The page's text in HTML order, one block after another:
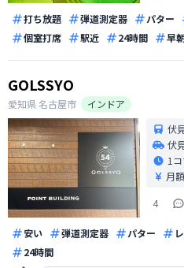
打ち放題 弾道測定器 パター
個室打席
駅近 24時間 早
GOLSSYO
愛知県名古屋市
インドア
伏
伏
1
月
4
安い 弾道測定器 パター
24時間